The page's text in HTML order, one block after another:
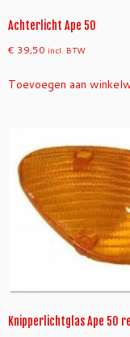
Achterlicht Ape 50
€ 39,50 incl. BTW
Toevoegen aan
Knipperlichtglas Ape 50